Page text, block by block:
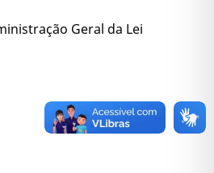
Geral da Lei